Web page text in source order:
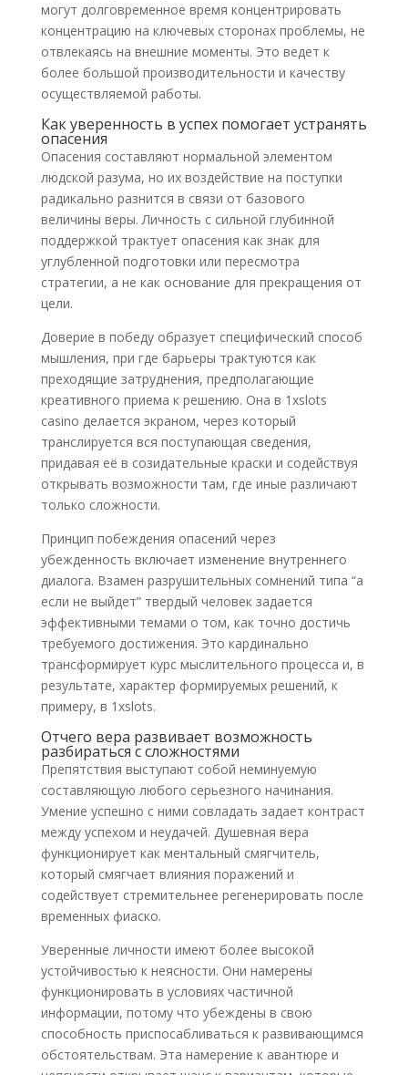
могут долговременное время концентрировать
концентрацию на ключевых сторонах проблемы, не
отвлекаясь на внешние моменты. Это ведет к
более большой производительности и качеству
осуществляемой работы.
Как уверенность в успех помогает устранять
опасения
Опасения составляют нормальной элементом
людской разума, но их воздействие на поступки
радикально разнится в связи от базового
величины веры. Личность с сильной глубинной
поддержкой трактует опасения как знак для
углубленной подготовки или пересмотра
стратегии, а не как основание для прекращения от
цели.
Доверие в победу образует специфический способ
мышления, при где барьеры трактуются как
преходящие затруднения, предполагающие
креативного приема к решению. Она в 1xslots
casino делается экраном, через который
транслируется вся поступающая сведения,
придавая её в созидательные краски и содействуя
открывать возможности там, где иные различают
только сложности.
Принцип побеждения опасений через
убежденность включает изменение внутреннего
диалога. Взамен разрушительных сомнений типа “а
если не выйдет” твердый человек задается
эффективными темами о том, как точно достичь
требуемого достижения. Это кардинально
трансформирует курс мыслительного процесса и, в
результате, характер формируемых решений, к
примеру, в 1xslots.
Отчего вера развивает возможность
разбираться с сложностями
Препятствия выступают собой неминуемую
составляющую любого серьезного начинания.
Умение успешно с ними совладать задает контраст
между успехом и неудачей. Душевная вера
функционирует как ментальный смягчитель,
который смягчает влияния поражений и
содействует стремительнее регенерировать после
временных фиаско.
Уверенные личности имеют более высокой
устойчивостью к неясности. Они намерены
функционировать в условиях частичной
информации, потому что убеждены в свою
способность приспосабливаться к развивающимся
обстоятельствам. Эта намерение к авантюре и